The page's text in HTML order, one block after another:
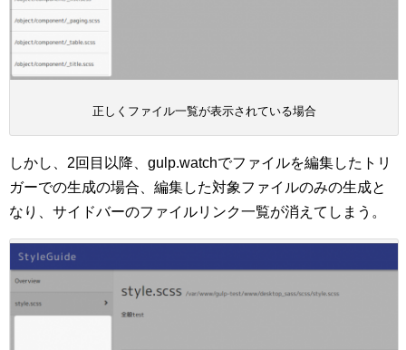
正しくファイル一覧が表示されている場合
しかし、2回目以降、gulp.watchでファイルを編集したトリ
ガーでの生成の場合、編集した対象ファイルのみの生成と
なり、サイドバーのファイルリンク一覧が消えてしまう。